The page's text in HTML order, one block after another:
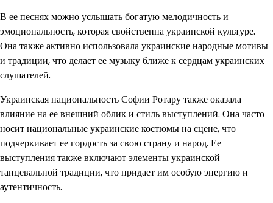
В ее песнях можно услышать богатую мелодичность и
эмоциональность, которая свойственна украинской культуре.
Она также активно использовала украинские народные мотивы
и традиции, что делает ее музыку ближе к сердцам украинских
слушателей.
Украинская национальность Софии Ротару также оказала
влияние на ее внешний облик и стиль выступлений. Она часто
носит национальные украинские костюмы на сцене, что
подчеркивает ее гордость за свою страну и народ. Ее
выступления также включают элементы украинской
танцевальной традиции, что придает им особую энергию и
аутентичность.